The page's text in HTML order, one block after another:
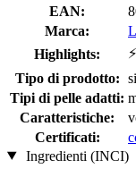
EAN:
Marca:
Highlights:
Tipo di prodotto:
Tipi di pelle adatti:
Caratteristiche:
Certificati:
Ingredienti (INCI)